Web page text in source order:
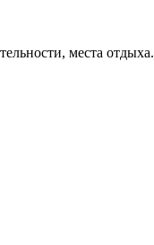
места отдыха.